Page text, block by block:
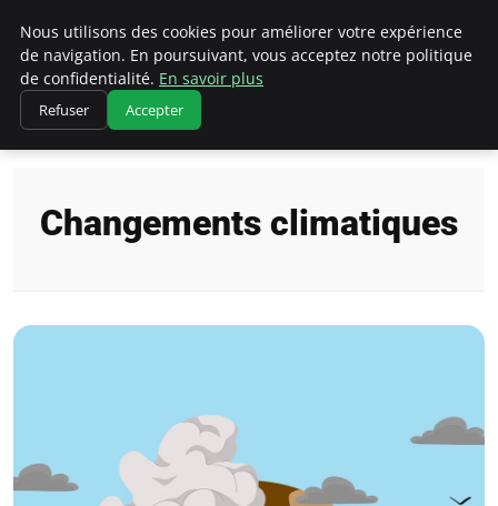
Climatedebtagents
Accueil Changements climatiques
Changements climatiques
Nous utilisons des cookies pour améliorer votre expérience
de navigation. En poursuivant, vous acceptez notre politique
de confidentialité. En savoir plus
Refuser Accepter